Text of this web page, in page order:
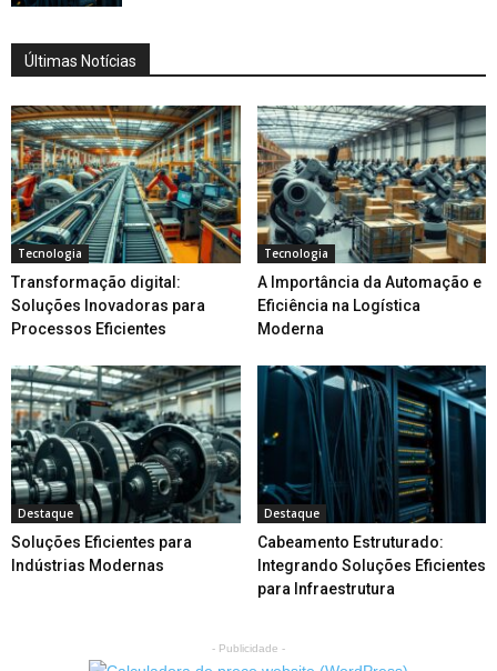
Últimas Notícias
Tecnologia
Transformação digital:
Soluções Inovadoras para
Processos Eficientes
Tecnologia
A Importância da Automação e
Eficiência na Logística
Moderna
Destaque
Soluções Eficientes para
Indústrias Modernas
Destaque
Cabeamento Estruturado:
Integrando Soluções Eficientes
para Infraestrutura
- Publicidade -